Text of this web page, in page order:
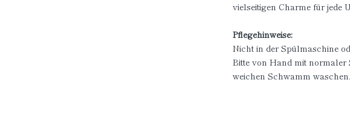
vielseitigen Charme für jede
Pflegehinweise:
Nicht in der Spülmaschine
Bitte von Hand mit
weichen Schwamm waschen.